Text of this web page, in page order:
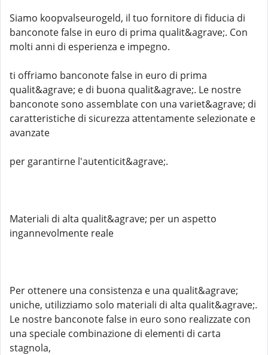
Siamo koopvalseurogeld, il tuo fornitore di fiducia di
banconote false in euro di prima qualit&agrave;. Con
molti anni di esperienza e impegno.
ti offriamo banconote false in euro di prima
qualit&agrave; e di buona qualit&agrave;. Le nostre
banconote sono assemblate con una variet&agrave; di
caratteristiche di sicurezza attentamente selezionate e
avanzate
per garantirne l'autenticit&agrave;.
Materiali di alta qualit&agrave; per un aspetto
ingannevolmente reale
Per ottenere una consistenza e una qualit&agrave;
uniche, utilizziamo solo materiali di alta qualit&agrave;.
Le nostre banconote false in euro sono realizzate con
una speciale combinazione di elementi di carta
stagnola,